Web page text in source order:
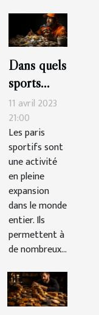
Dans quels
sports
faut-il
parier pour
gagner
plus
d'argent?
11 avril 2023
21:00
Les paris
sportifs sont
une activité
en pleine
expansion
dans le monde
entier. Ils
permettent à
de nombreux...